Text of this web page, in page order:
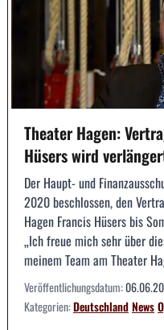
Theater Hagen:
Hüsers wird
Der Haupt- und
2020 beschlossen, den
Hagen Francis Hüsers bis
„Ich freue mich sehr über
meinem Team am Theater
Veröffentlichungsdatum:
Kategorien:DeutschlandNews